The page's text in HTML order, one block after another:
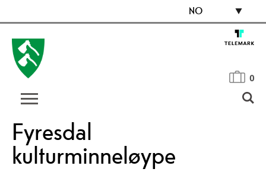
NO
0
Fyresdal
kulturminneløype